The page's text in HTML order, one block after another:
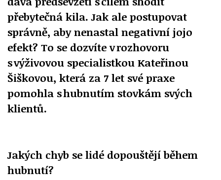
přebytečná kila. Jak ale postupovat
správně, aby nenastal negativní jojo
efekt? To se dozvíte v rozhovoru
s výživovou specialistkou Kateřinou
Šiškovou, která za 7 let své praxe
pomohla s hubnutím stovkám svých
klientů.
Jakých chyb se lidé dopouštějí během
hubnutí?